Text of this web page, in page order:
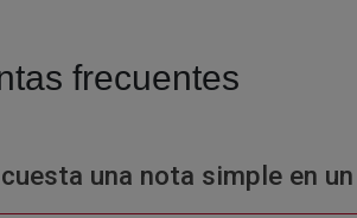
frecuentes
una nota simple en